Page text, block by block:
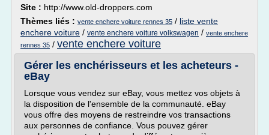
Site : http://www.old-droppers.com
Thèmes liés : vente enchere voiture rennes 35 / liste vente
enchere voiture / vente enchere voiture volkswagen / vente enchere
rennes 35 / vente enchere voiture
Gérer les enchérisseurs et les acheteurs -
eBay
Lorsque vous vendez sur eBay, vous mettez vos objets à
la disposition de l'ensemble de la communauté. eBay
vous offre des moyens de restreindre vos transactions
aux personnes de confiance. Vous pouvez gérer